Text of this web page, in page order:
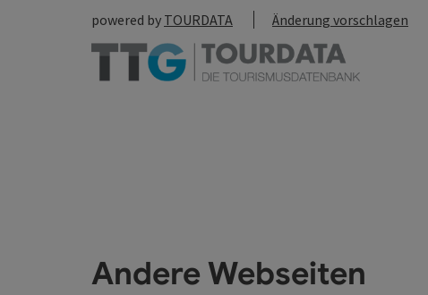
powered by TOURDATA Änderung vorschlagen
Andere Webseiten